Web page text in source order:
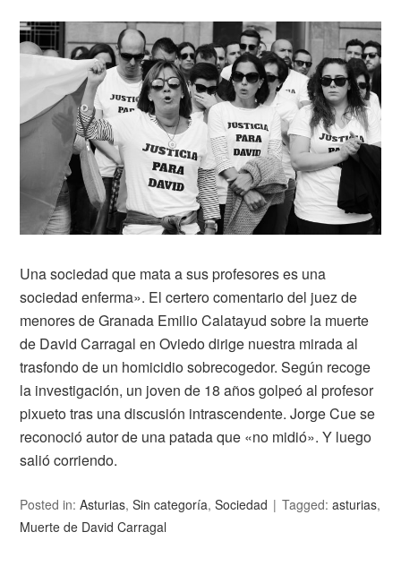
Una sociedad que mata a sus profesores es una
sociedad enferma». El certero comentario del juez de
menores de Granada Emilio Calatayud sobre la muerte
de David Carragal en Oviedo dirige nuestra mirada al
trasfondo de un homicidio sobrecogedor. Según recoge
la investigación, un joven de 18 años golpeó al profesor
pixueto tras una discusión intrascendente. Jorge Cue se
reconoció autor de una patada que «no midió». Y luego
salió corriendo.
Posted in:Asturias,Sin categoría,Sociedad Tagged:asturias,
Muerte de David Carragal